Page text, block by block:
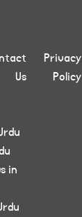
Privacy
Policy
Us
in